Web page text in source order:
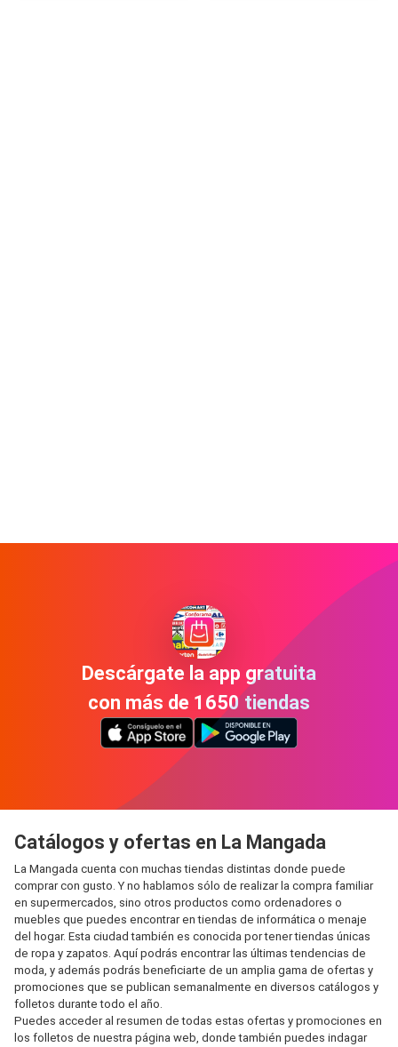
Descárgate la app gratuita
con más de 1650 tiendas
Catálogos y ofertas en La Mangada
La Mangada cuenta con muchas tiendas distintas donde puede
comprar con gusto. Y no hablamos sólo de realizar la compra familiar
en supermercados, sino otros productos como ordenadores o
muebles que puedes encontrar en tiendas de informática o menaje
del hogar. Esta ciudad también es conocida por tener tiendas únicas
de ropa y zapatos. Aquí podrás encontrar las últimas tendencias de
moda, y además podrás beneficiarte de un amplia gama de ofertas y
promociones que se publican semanalmente en diversos catálogos y
folletos durante todo el año.
Puedes acceder al resumen de todas estas ofertas y promociones en
los folletos de nuestra página web, donde también puedes indagar